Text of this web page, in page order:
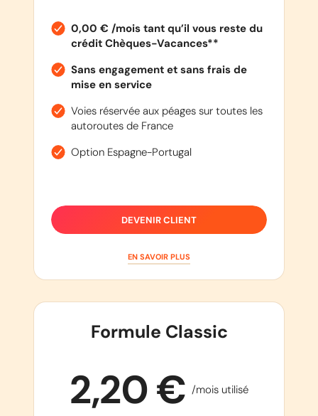
0,00 € /mois tant qu’il vous reste du
crédit Chèques-Vacances**
Sans engagement et sans frais de
mise en service
Voies réservée aux péages sur toutes les
autoroutes de France
Option Espagne-Portugal
DEVENIR CLIENT
EN SAVOIR PLUS
Formule Classic
2,20 € /mois utilisé